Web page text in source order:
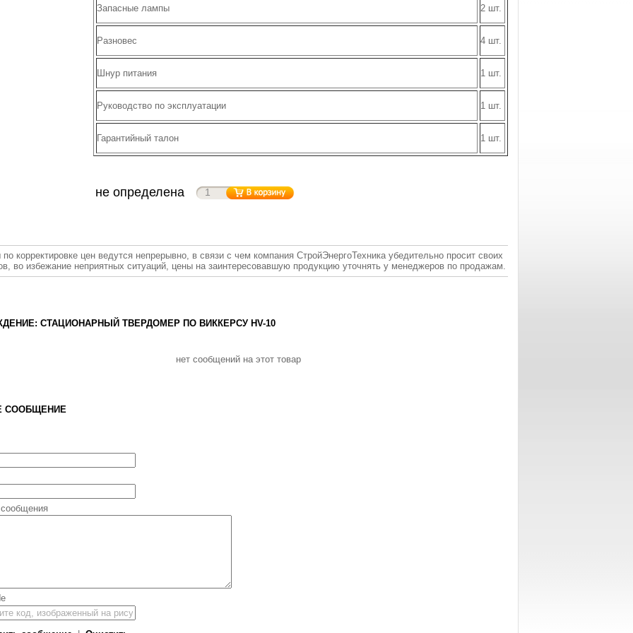
Запасные лампы 2 шт.
Разновес 4 шт.
Шнур питания 1 шт.
Руководство по эксплуатации 1 шт.
Гарантийный талон 1 шт.
не определена
по корректировке цен ведутся непрерывно, в связи с чем компания СтройЭнергоТехника убедительно просит своих
во избежание неприятных ситуаций, цены на заинтересовавшую продукцию уточнять у менеджеров по продажам.
СТАЦИОНАРНЫЙ ТВЕРДОМЕР ПО ВИККЕРСУ HV-10
нет сообщений на этот товар
СООБЩЕНИЕ
сообщения